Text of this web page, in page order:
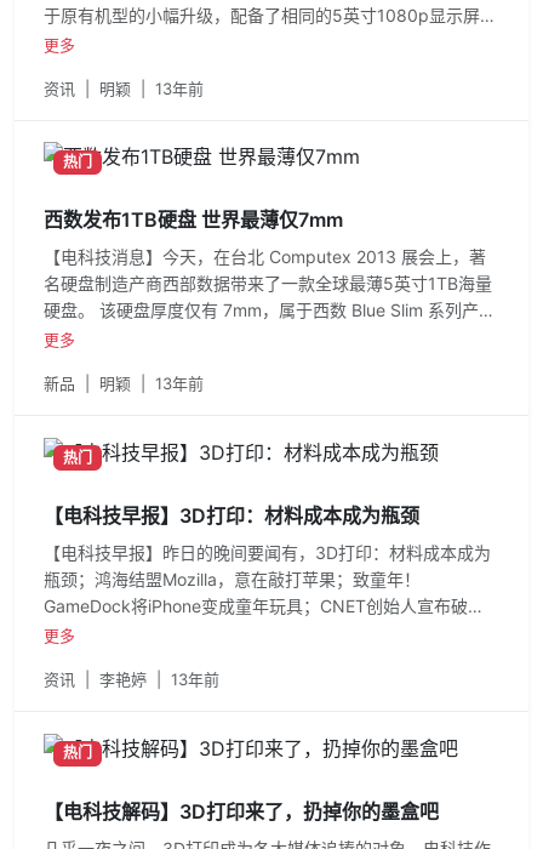
于原有机型的小幅升级，配备了相同的5英寸1080p显示屏，
但采用了新款高通Snapdragon芯片
更多
资讯 明颖 13年前
热门
西数发布1TB硬盘 世界最薄仅7mm
【电科技消息】今天，在台北 Computex 2013 展会上，著
名硬盘制造产商西部数据带来了一款全球最薄5英寸1TB海量
硬盘。 该硬盘厚度仅有 7mm，属于西数 Blue Slim 系列产
品。尽管其厚度够薄，但是却
更多
新品 明颖 13年前
热门
【电科技早报】3D打印：材料成本成为瓶颈
【电科技早报】昨日的晚间要闻有，3D打印：材料成本成为
瓶颈；鸿海结盟Mozilla，意在敲打苹果；致童年！
GameDock将iPhone变成童年玩具；CNET创始人宣布破
产，从身价20亿到负债1亿；白色版果壳
更多
资讯 李艳婷 13年前
热门
【电科技解码】3D打印来了，扔掉你的墨盒吧